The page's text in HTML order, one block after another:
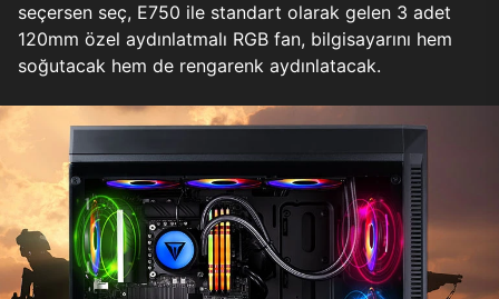
seçersen seç, E750 ile standart olarak gelen 3 adet
120mm özel aydınlatmalı RGB fan, bilgisayarını hem
soğutacak hem de rengarenk aydınlatacak.